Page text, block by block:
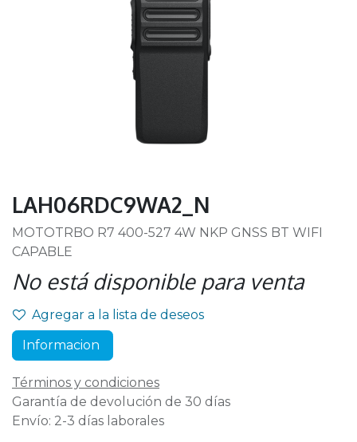
LAH06RDC9WA2_N
MOTOTRBO R7 400-527 4W NKP GNSS BT WIFI
CAPABLE
No está disponible para venta
Agregar a la lista de deseos
Informacion
Términos y condiciones
Garantía de devolución de 30 días
Envío: 2-3 días laborales